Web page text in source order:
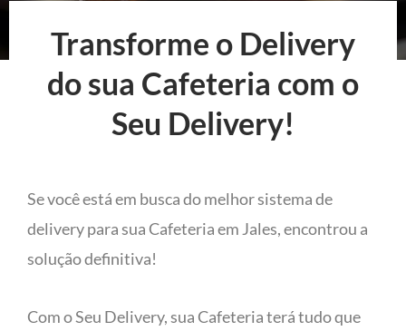
Transforme o Delivery
do sua Cafeteria com o
Seu Delivery!
Se você está em busca do melhor sistema de
delivery para sua Cafeteria em Jales, encontrou a
solução definitiva!
Com o Seu Delivery, sua Cafeteria terá tudo que